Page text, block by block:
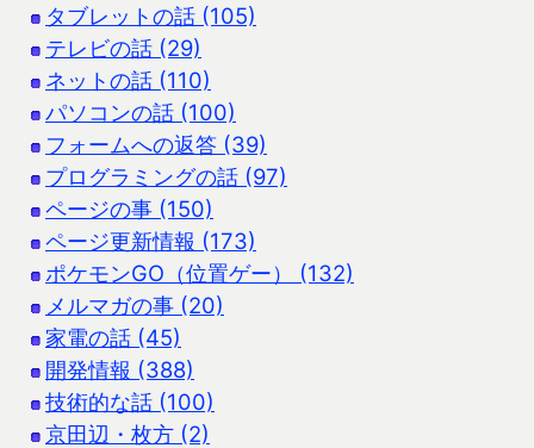
タブレットの話 (105)
テレビの話 (29)
ネットの話 (110)
パソコンの話 (100)
フォームへの返答 (39)
プログラミングの話 (97)
ページの事 (150)
ページ更新情報 (173)
ポケモンGO（位置ゲー） (132)
メルマガの事 (20)
家電の話 (45)
開発情報 (388)
技術的な話 (100)
京田辺・枚方 (2)